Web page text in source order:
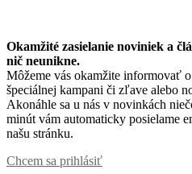
Okamžité zasielanie noviniek a
nič neunikne.
Môžeme vás okamžite informovať
špeciálnej kampani či zľave alebo
Akonáhle sa u nás v novinkách
minút vám automaticky posielame
našu stránku.
Chcem sa prihlásiť